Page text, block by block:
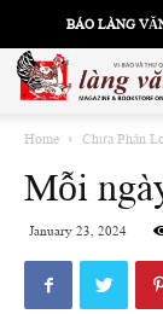
BÁO LÀNG
Home Chưa Phân
Mỗi
January 23, 2024